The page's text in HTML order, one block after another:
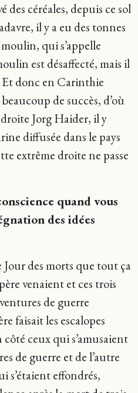
des céréales, depuis ce sol
il y a eu des tonnes
qui s’appelle
est désaffecté, mais il
donc en Carinthie
de succès, d’où
Jorg Haider, il y
diffusée dans le pays
extrême droite ne passe
quand vous
des idées
des morts que tout ça
venaient et ces trois
de guerre
faisait les escalopes
ceux qui s’amusaient
de guerre et de l’autre
s’étaient effondrés,